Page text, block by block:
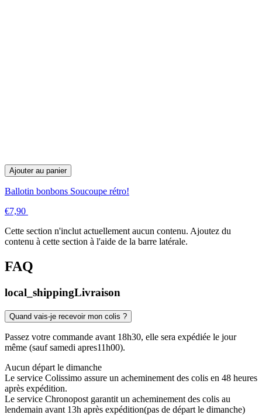
Ajouter au panier
Ballotin bonbons Soucoupe rétro!
€7,90
Cette section n'inclut actuellement aucun contenu. Ajoutez du
contenu à cette section à l'aide de la barre latérale.
FAQ
local_shippingLivraison
Quand vais-je recevoir mon colis ?
Passez votre commande avant 18h30, elle sera expédiée le jour
même (sauf samedi apres11h00).
Aucun départ le dimanche
Le service Colissimo assure un acheminement des colis en 48 heures
après expédition.
Le service Chronopost garantit un acheminement des colis au
lendemain avant 13h après expédition(pas de départ le dimanche)